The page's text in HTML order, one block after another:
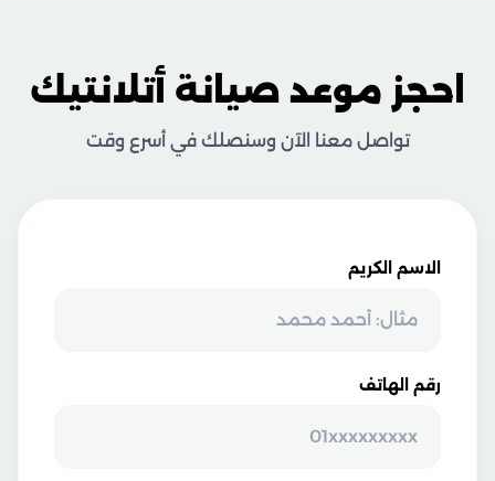
احجز موعد صيانة أتلانتيك
تواصل معنا الآن وسنصلك في أسرع وقت
الاسم الكريم
رقم الهاتف